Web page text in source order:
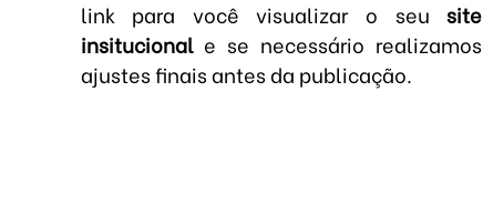
link para você visualizar o seusite
insitucionale se necessário realizamos
ajustes finais antes da publicação.